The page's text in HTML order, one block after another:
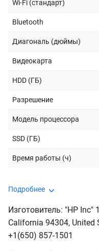
Wi-Fi (стандарт)
Bluetooth
Диагональ (дюймы)
Видеокарта
HDD (ГБ)
Разрешение
Модель процессора
SSD (ГБ)
Время работы (ч)
Подробнее
Изготовитель: "HP Inc"
California 94304, United
+1(650) 857-1501